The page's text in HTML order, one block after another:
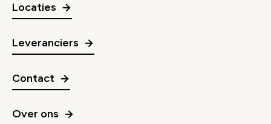
Locaties
Leveranciers
Contact
Over ons